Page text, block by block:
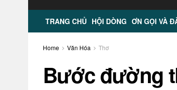
TRANG CHỦ HỘI DÒNG ƠN GỌI VÀ
Home Văn Hóa Thơ
Bước đường